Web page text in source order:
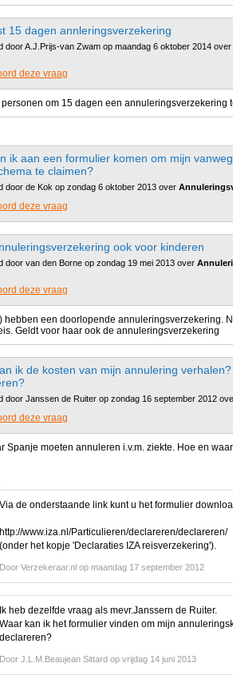
15 dagen annleringsverzekering
door A.J.Prijs-van Zwam op maandag 6 oktober 2014 over
deze vraag
om 15 dagen een annuleringsverzekering
ik aan een formulier komen om mijn
te claimen?
door de Kok op zondag 6 oktober 2013 over
deze vraag
ook voor kinderen
door van den Borne op zondag 19 mei 2013 over
deze vraag
hebben een doorlopende annuleringsverzekering.
Geldt voor haar ook de annuleringsverzekering
ik de kosten van mijn annulering
door Janssen de Ruiter op zondag 16 september 2012
deze vraag
Spanje moeten annuleren i.v.m. ziekte. Hoe en
Via de onderstaande link kunt u het formulier
http://www.iza.nl/Particulieren/declareren/declareren/
(onder het kopje 'Declaraties IZA reisverzekering').
Door Verzekeraar.nl op maandag 17 september 2012
Ik heb dezelfde vraag als mevr.Janssern de Ruiter.
Waar kan ik het formulier vinden om mijn
declareren?
Door J.L.M.Beaujean Sittard op vrijdag 14 juni 2013